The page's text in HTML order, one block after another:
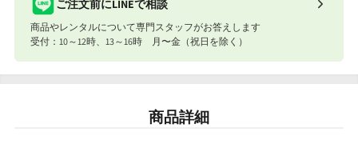
ス
の
数
ス
の
数
を
合計8,801円以下
ご注文前にLINEで相談
商品やレンタルについて専門スタッフがお答えします
受付：10～12時、13～16時 月〜金（祝日を除く）
商品詳細